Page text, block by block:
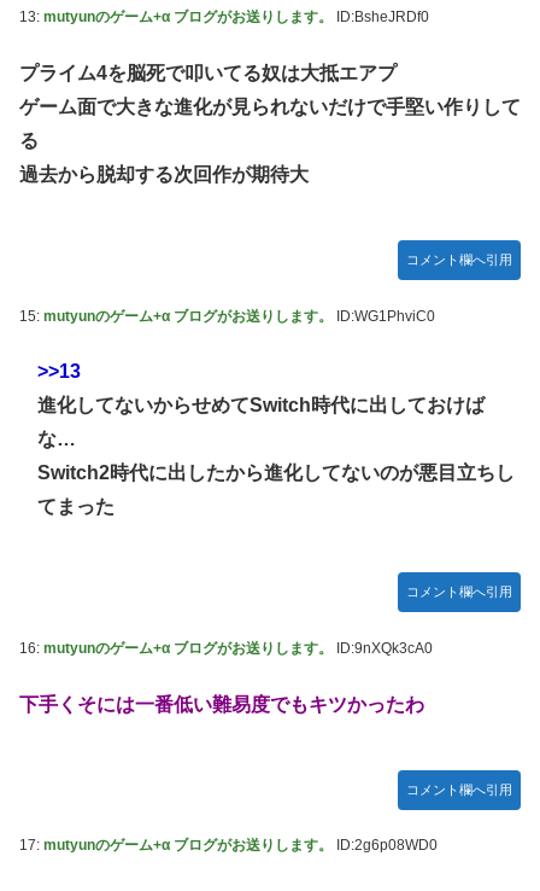
13: mutyunのゲーム+α ブログがお送りします。 ID:BsheJRDf0
プライム4を脳死で叩いてる奴は大抵エアプ
ゲーム面で大きな進化が見られないだけで手堅い作りして
る
過去から脱却する次回作が期待大
コメント欄へ引用
15: mutyunのゲーム+α ブログがお送りします。 ID:WG1PhviC0
>>13
進化してないからせめてSwitch時代に出しておけば
な…
Switch2時代に出したから進化してないのが悪目立ちし
てまった
コメント欄へ引用
16: mutyunのゲーム+α ブログがお送りします。 ID:9nXQk3cA0
下手くそには一番低い難易度でもキツかったわ
コメント欄へ引用
17: mutyunのゲーム+α ブログがお送りします。 ID:2g6p08WD0